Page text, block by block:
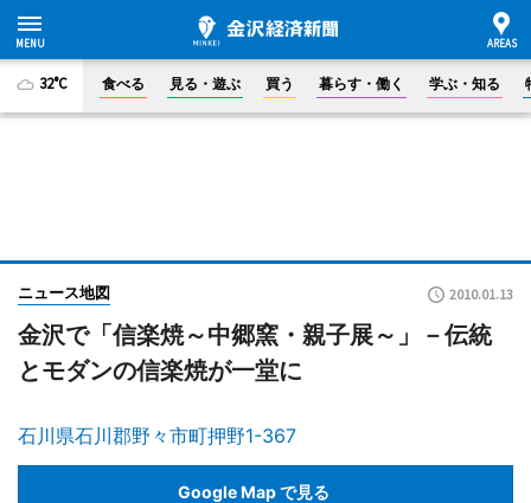
32°C 食べる 見る・遊ぶ 買う 暮らす・働く 学ぶ・知る
ニュース地図 2010.01.13
金沢で「信楽焼～中郷窯・親子展～」－伝統
とモダンの信楽焼が一堂に
石川県石川郡野々市町押野1-367
Google Map で見る